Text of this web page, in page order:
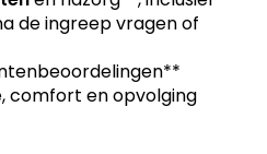
de ingreep vragen of
comfort en opvolging